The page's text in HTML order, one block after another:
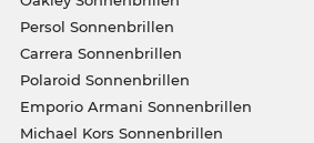
Persol Sonnenbrillen
Carrera Sonnenbrillen
Polaroid Sonnenbrillen
Emporio Armani Sonnenbrillen
Michael Kors Sonnenbrillen